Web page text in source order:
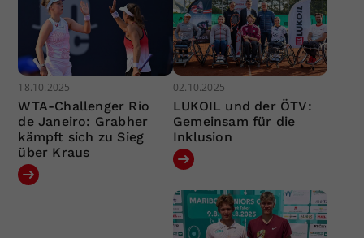
18.10.2025
WTA-Challenger Rio
de Janeiro: Grabher
kämpft sich zu Sieg
über Kraus
02.10.2025
LUKOIL und der ÖTV:
Gemeinsam für die
Inklusion